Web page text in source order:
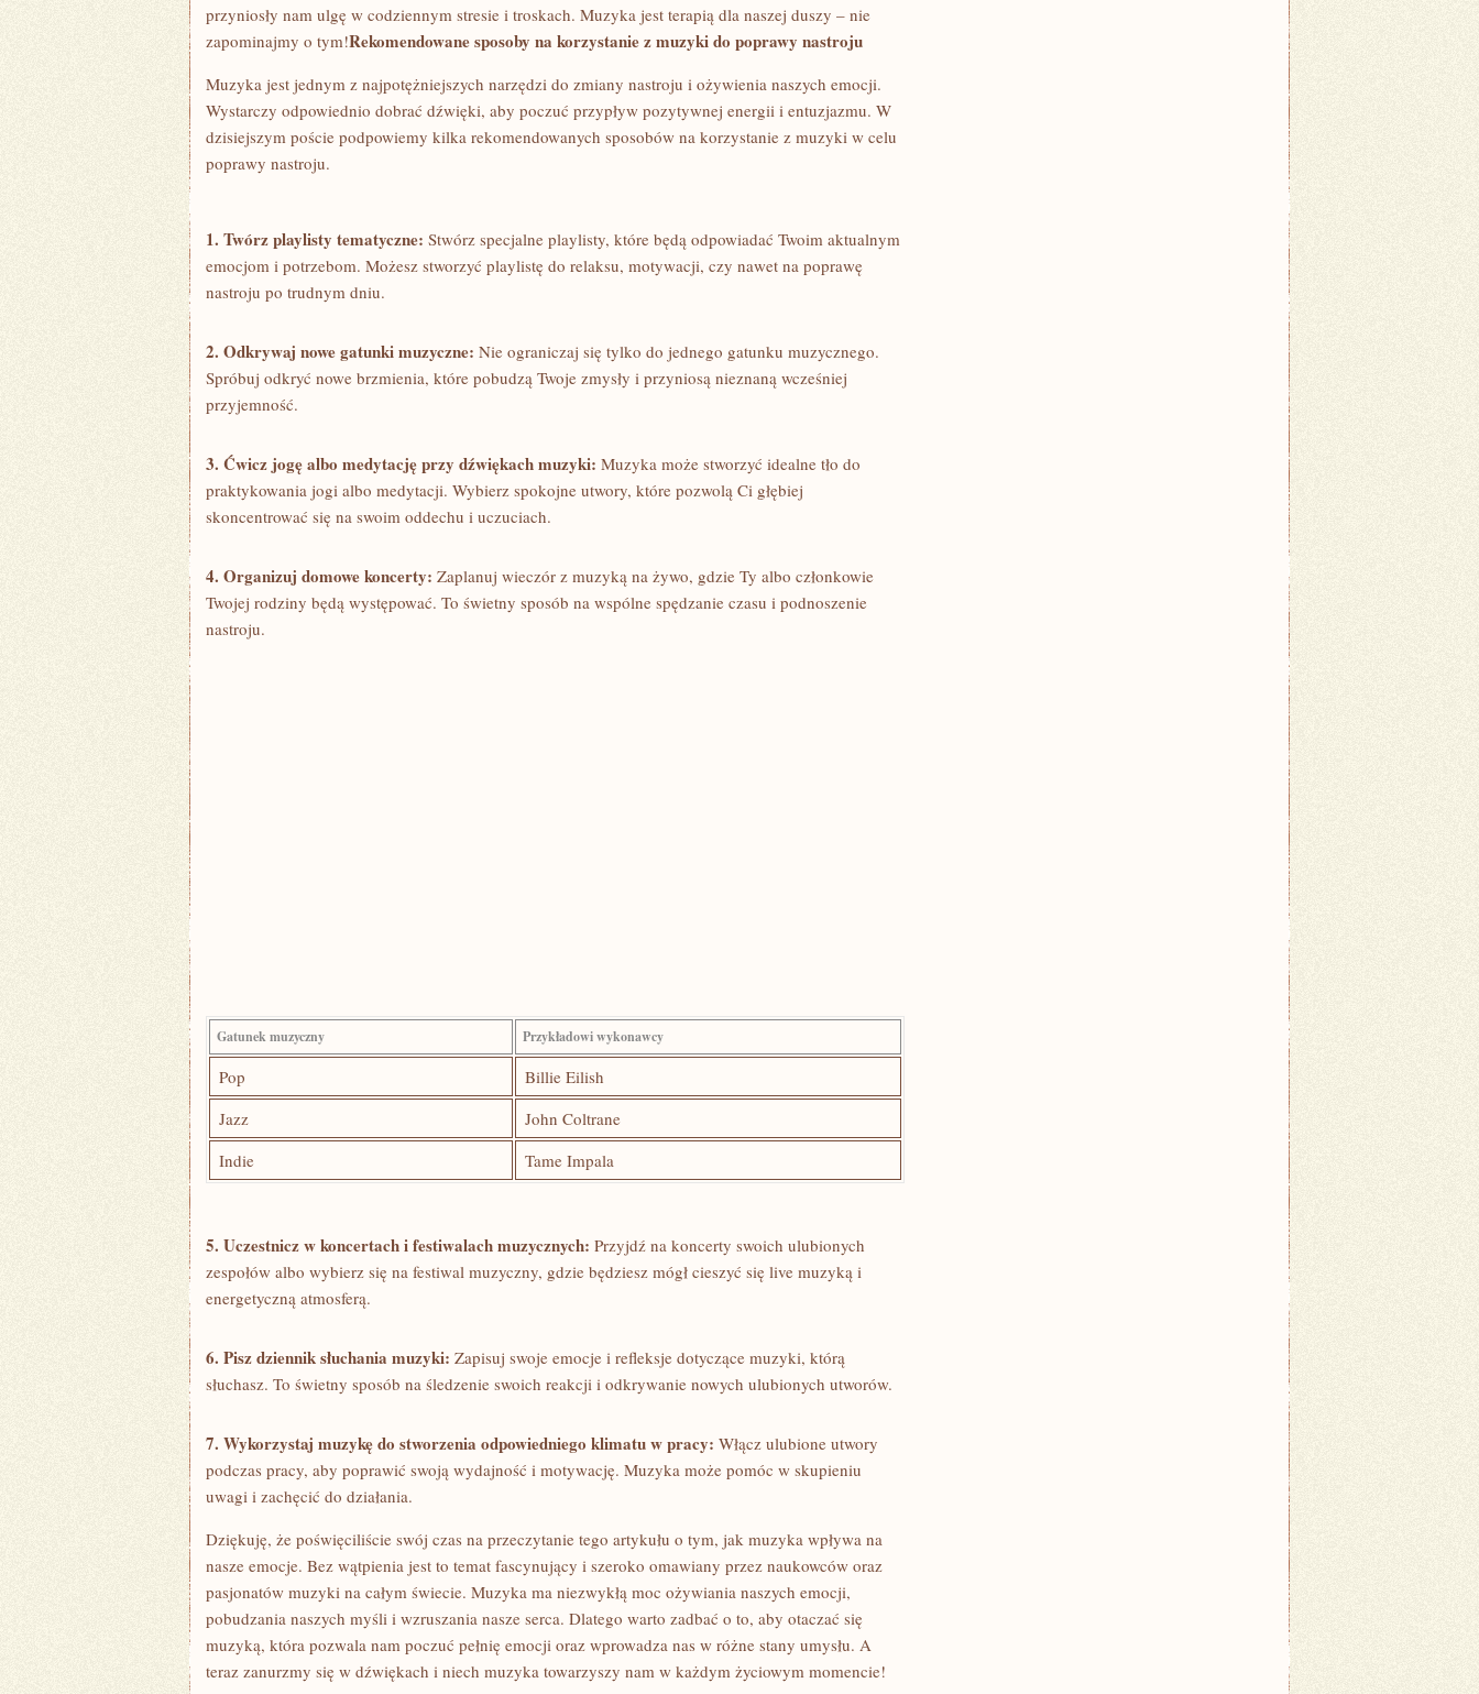
⁤przyniosły ​nam ulgę ‍w codziennym ​stresie i troskach. Muzyka jest terapią dla naszej duszy – nie
⁤zapominajmy o tym!Rekomendowane sposoby ⁢na korzystanie z muzyki ‍do poprawy nastroju
Muzyka​ jest jednym z najpotężniejszych narzędzi do zmiany⁢ nastroju i ⁢ożywienia naszych ⁣emocji.
⁣Wystarczy odpowiednio dobrać⁢ dźwięki, aby ‍poczuć przypływ pozytywnej ⁣energii​ i entuzjazmu.⁢ W
dzisiejszym poście podpowiemy kilka ​rekomendowanych sposobów⁢ na korzystanie z muzyki‌ w‌ celu
poprawy nastroju.
1. Twórz ‍playlisty​ tematyczne: Stwórz specjalne playlisty, które będą odpowiadać ‍Twoim aktualnym
emocjom i potrzebom. Możesz ‍stworzyć playlistę ⁢do relaksu, ​motywacji, czy nawet​ na poprawę
nastroju ‍po⁣ trudnym dniu.
2. Odkrywaj ⁣nowe gatunki ‌muzyczne: Nie ograniczaj się tylko do jednego ⁣gatunku muzycznego.
Spróbuj odkryć nowe brzmienia, które ‌pobudzą⁢ Twoje zmysły i przyniosą nieznaną wcześniej
przyjemność.
3. Ćwicz‍ jogę albo medytację⁤ przy dźwiękach muzyki: Muzyka⁢ może ⁣stworzyć idealne tło ‍do
praktykowania jogi albo medytacji. Wybierz spokojne utwory, które pozwolą Ci głębiej
skoncentrować ⁤się na swoim oddechu i uczuciach.
4.⁣ Organizuj ‍domowe​ koncerty: Zaplanuj ​wieczór ‍z muzyką na⁢ żywo, gdzie Ty albo członkowie
Twojej‍ rodziny będą ​występować.‌ To świetny sposób na wspólne spędzanie czasu i podnoszenie
nastroju.
Gatunek muzyczny Przykładowi wykonawcy
Pop
Billie Eilish
Jazz
John Coltrane
Indie
Tame Impala
5. Uczestnicz w koncertach i festiwalach muzycznych: Przyjdź na koncerty ‌swoich⁤ ulubionych
zespołów⁣ albo wybierz⁤ się na festiwal muzyczny, gdzie będziesz mógł ⁤cieszyć się live muzyką⁢ i‍
energetyczną atmosferą.
6.‌ Pisz dziennik słuchania muzyki: Zapisuj swoje ⁤emocje i refleksje dotyczące​ muzyki,⁤ którą
słuchasz. ⁢To świetny sposób na ‌śledzenie swoich‌ reakcji i odkrywanie nowych ulubionych utworów.
7. ​Wykorzystaj muzykę​ do stworzenia odpowiedniego klimatu w pracy: Włącz ulubione utwory
podczas pracy, aby poprawić swoją​ wydajność‍ i​ motywację. Muzyka może pomóc w⁤ skupieniu
uwagi i ‍zachęcić do​ działania.
Dziękuję, że ‍poświęciliście‌ swój czas na przeczytanie tego‍ artykułu o⁣ tym, jak muzyka wpływa na
nasze ​emocje. Bez wątpienia jest to temat fascynujący i szeroko ⁣omawiany ‌przez naukowców oraz
pasjonatów muzyki ⁤na całym świecie. Muzyka ma niezwykłą moc ożywiania naszych emocji,
pobudzania naszych myśli‌ i wzruszania nasze serca. Dlatego warto ‍zadbać o to, aby otaczać ​się
muzyką, która pozwala nam poczuć pełnię​ emocji oraz wprowadza nas w różne stany umysłu. A ​
teraz zanurzmy się w dźwiękach i ⁢niech muzyka towarzyszy nam ​w każdym ​życiowym momencie!